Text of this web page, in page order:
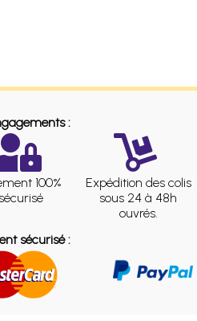
:
100%
sécurisé
Expédition des colis
sous 24 à 48h
ouvrés.
sécurisé :